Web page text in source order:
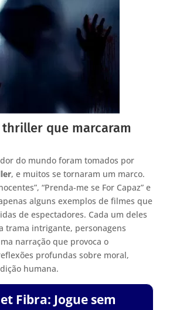
thriller que marcaram
do mundo foram tomados por
, e muitos se tornaram um marco.
“Prenda-me se For Capaz” e
apenas alguns exemplos de filmes que
de espectadores. Cada um deles
trama intrigante, personagens
narração que provoca o
profundas sobre moral,
humana.
Fibra: Jogue sem